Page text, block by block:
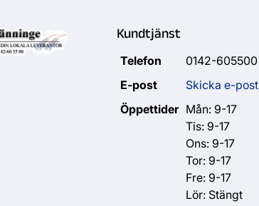
Kundtjänst
Telefon
0142-605500
E-post
Skicka e-post
Öppettider Mån: 9-17
Tis: 9-17
Ons: 9-17
Tor: 9-17
Fre: 9-17
Lör: Stängt